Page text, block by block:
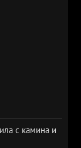
с камина и